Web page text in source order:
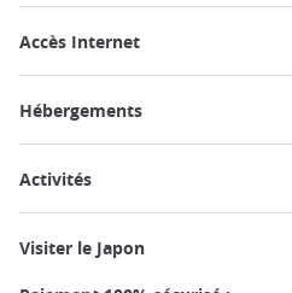
Accès Internet
Hébergements
Activités
Visiter le Japon